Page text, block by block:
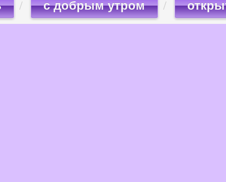
с добрым утром